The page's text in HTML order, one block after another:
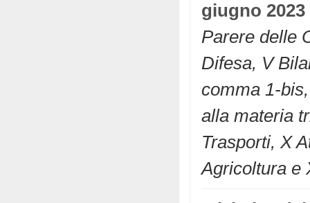
giugno 2023
Parere delle
Difesa, V
comma 1-
alla materia
Trasporti, X
Agricoltura e